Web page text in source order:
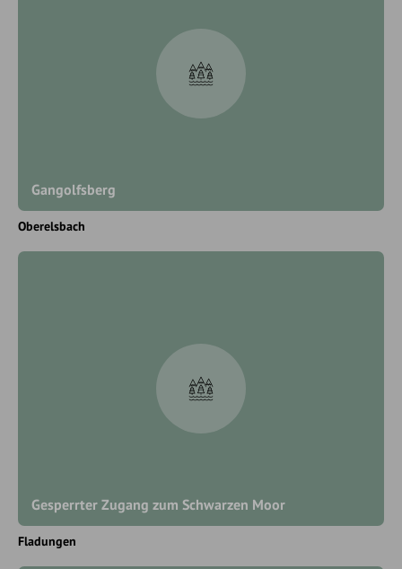
Gangolfsberg
Oberelsbach
Gesperrter Zugang zum Schwarzen Moor
Fladungen